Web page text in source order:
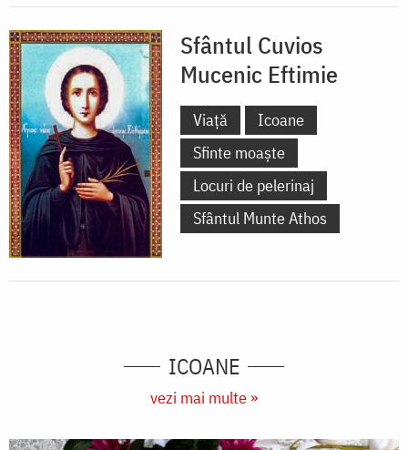
Sfântul Cuvios
Mucenic Eftimie
Viață
Icoane
Sfinte moaște
Locuri de pelerinaj
Sfântul Munte Athos
ICOANE
vezi mai multe »